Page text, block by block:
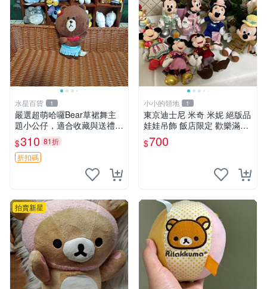
水星百貨 1
嚴選超萌哈囉Bear草裙舞主
題小公仔，適合收藏與送禮 1
00 克 哈囉Bear 草裙舞
$310 81折
折扣碼
小小的領地 1
東京迪士尼 米奇 米妮 絕版品
娃娃吊飾 飯店限定 歡樂滿人
間 復活節
$700
拍賣新星